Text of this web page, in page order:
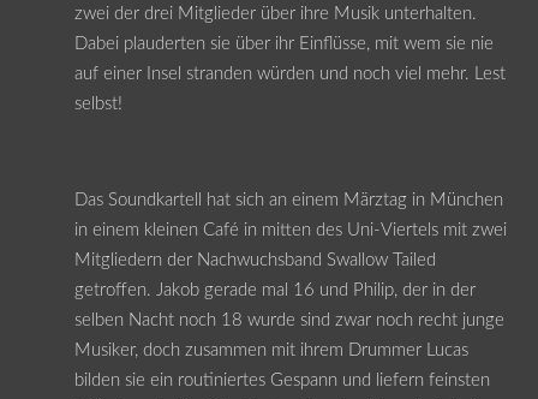
zwei der drei Mitglieder über ihre Musik unterhalten.
Dabei plauderten sie über ihr Einflüsse, mit wem sie nie
auf einer Insel stranden würden und noch viel mehr. Lest
selbst!
Das Soundkartell hat sich an einem Märztag in München
in einem kleinen Café in mitten des Uni-Viertels mit zwei
Mitgliedern der Nachwuchsband Swallow Tailed
getroffen. Jakob gerade mal 16 und Philip, der in der
selben Nacht noch 18 wurde sind zwar noch recht junge
Musiker, doch zusammen mit ihrem Drummer Lucas
bilden sie ein routiniertes Gespann und liefern feinsten